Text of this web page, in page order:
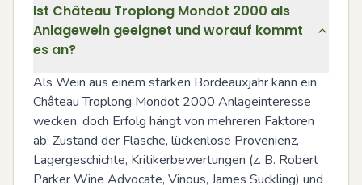
Ist Château Troplong Mondot 2000 als
Anlagewein geeignet und worauf kommt
es an?
Als Wein aus einem starken Bordeauxjahr kann ein
Château Troplong Mondot 2000 Anlageinteresse
wecken, doch Erfolg hängt von mehreren Faktoren
ab: Zustand der Flasche, lückenlose Provenienz,
Lagergeschichte, Kritikerbewertungen (z. B. Robert
Parker Wine Advocate, Vinous, James Suckling) und